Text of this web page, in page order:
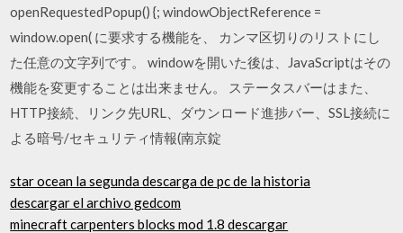
openRequestedPopup() {; windowObjectReference =
window.open( に要求する機能を、 カンマ区切りのリストにし
た任意の文字列です。 windowを開いた後は、JavaScriptはその
機能を変更することは出来ません。 ステータスバーはまた、
HTTP接続、リンク先URL、ダウンロード進捗バー、SSL接続に
よる暗号/セキュリティ情報(南京錠
star ocean la segunda descarga de pc de la historia
descargar el archivo gedcom
minecraft carpenters blocks mod 1.8 descargar